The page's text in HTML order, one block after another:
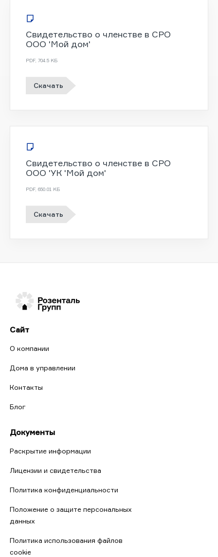
Свидетельство о членстве в СРО
ООО 'Мой дом'
PDF, 704.5 KБ
Скачать
Свидетельство о членстве в СРО
ООО 'УК 'Мой дом'
PDF, 650.01 KБ
Скачать
Сайт
О компании
Дома в управлении
Контакты
Блог
Документы
Раскрытие информации
Лицензии и свидетельства
Политика конфиденциальности
Положение о защите персональных
данных
Политика использования файлов
cookie